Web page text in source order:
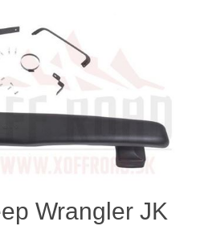
Wrangler JK